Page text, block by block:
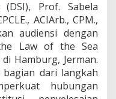
Prof. Sabela
ACIArb., CPM.,
audiensi dengan
Law of the Sea
Hamburg, Jerman.
dari langkah
hubungan